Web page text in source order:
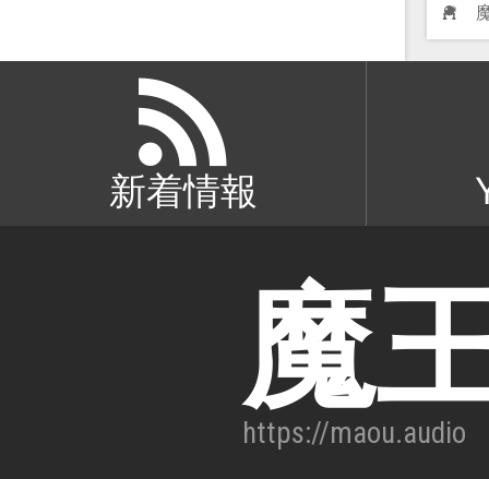
新着情報
魔
https://maou.audio